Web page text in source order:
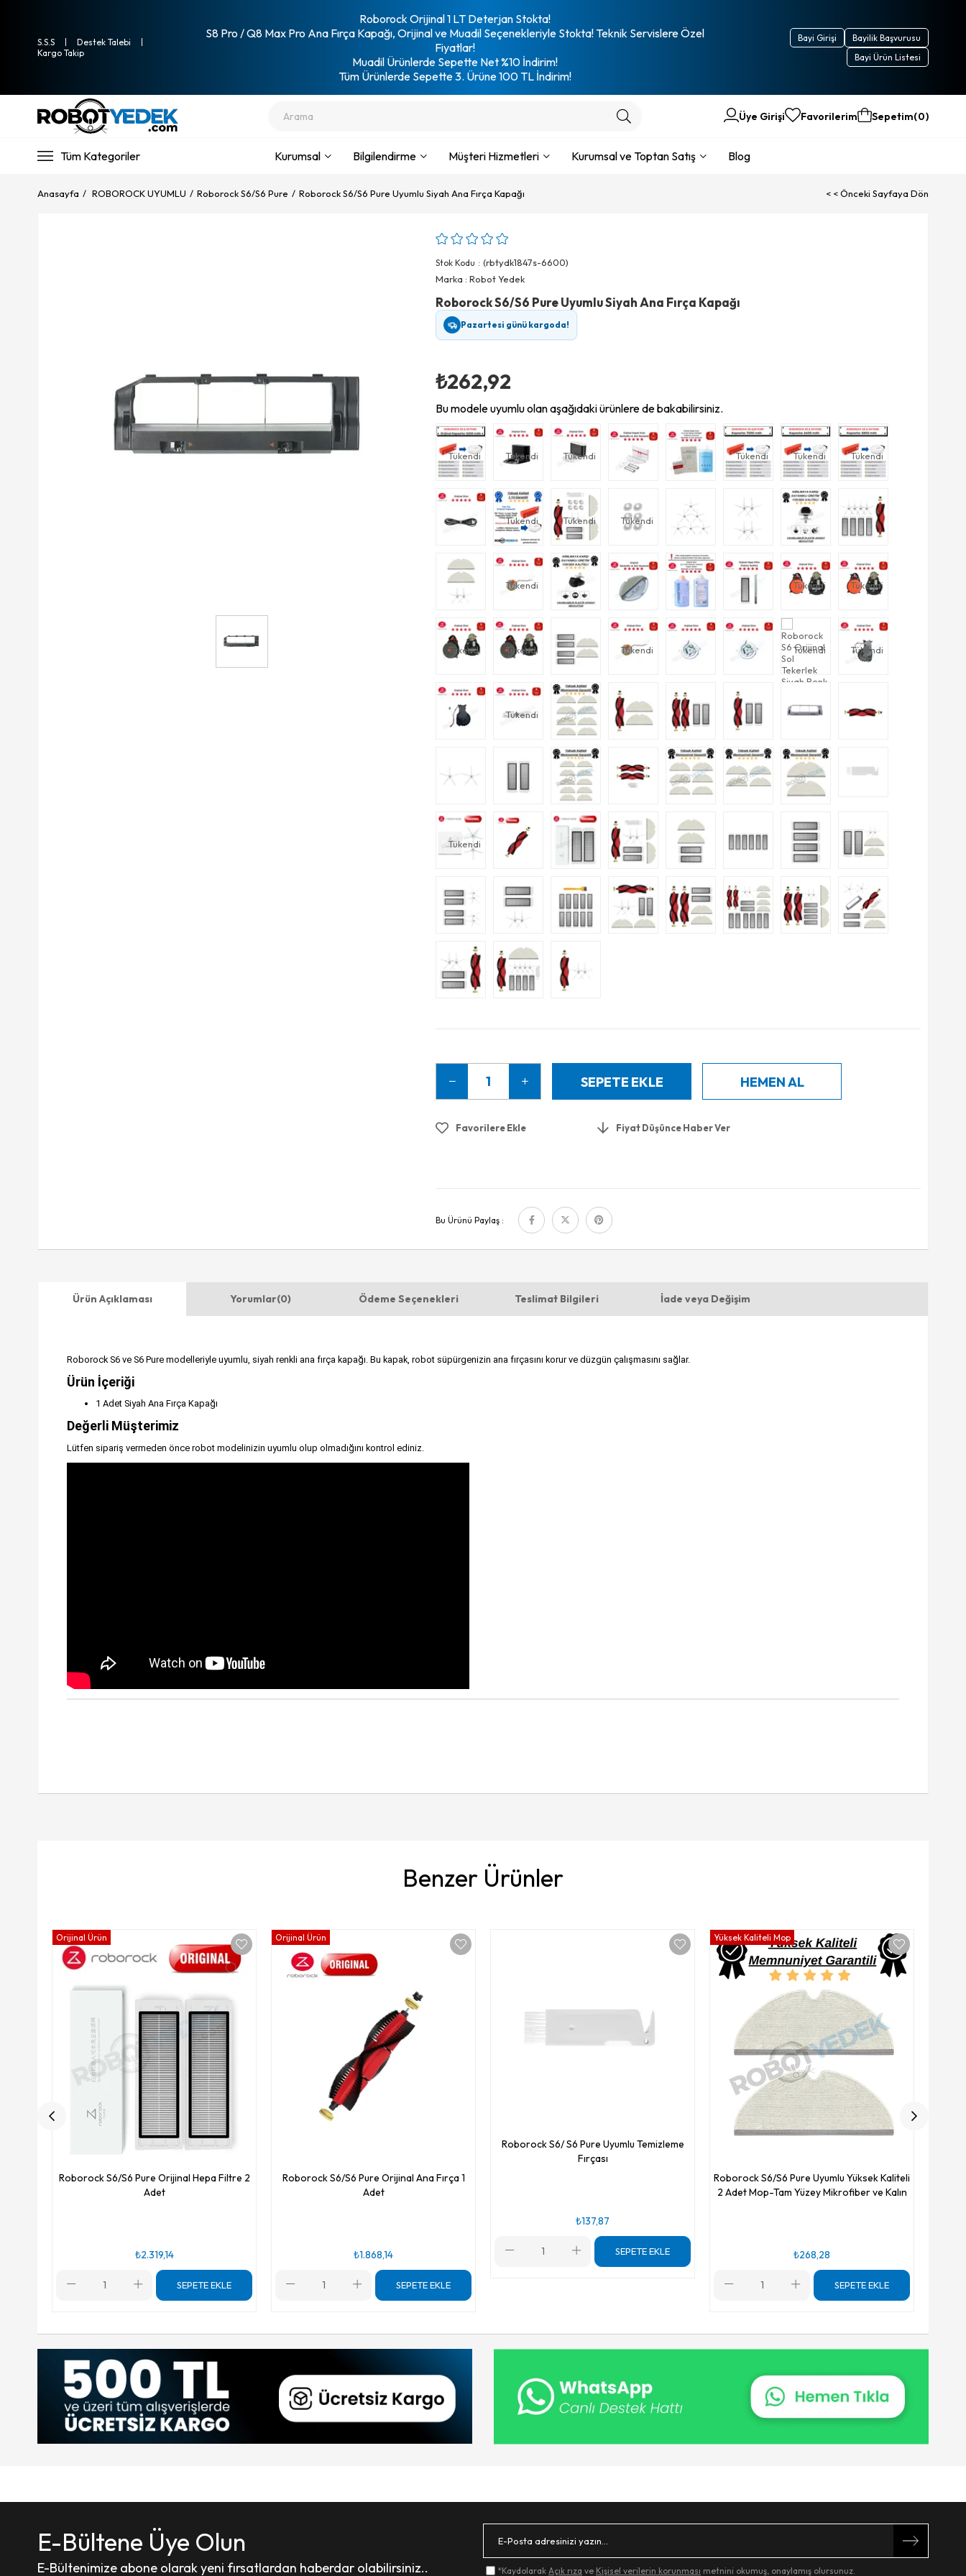
S.S.S
Destek Talebi
Kargo Takip
Roborock Orijinal 1 LT Deterjan Stokta!
S8 Pro / Q8 Max Pro Ana Fırça Kapağı, Orijinal ve Muadil Seçenekleriyle Stokta! Teknik Servislere Özel
Fiyatlar!
Muadil Ürünlerde Sepette Net %10 İndirim!
Tüm Ürünlerde Sepette 3. Ürüne 100 TL İndirim!
Bayilik Başvurusu
Bayi Girişi
Bayi Ürün Listesi
Üye Girişi Favorilerim Sepetim 0
Tüm Kategoriler Kurumsal Bilgilendirme Müşteri Hizmetleri Kurumsal ve Toptan Satış Blog
Anasayfa ROBOROCK UYUMLU Roborock S6/S6 Pure Roborock S6/S6 Pure Uyumlu Siyah Ana Fırça Kapağı < < Önceki Sayfaya Dön
Stok Kodu
(rbtydk1847s-6600)
Marka : Robot Yedek
Roborock S6/S6 Pure Uyumlu Siyah Ana Fırça Kapağı
Pazartesi günü kargoda!
₺262,92
Bu modele uyumlu olan aşağıdaki ürünlere de bakabilirsiniz.
Tükendi Tükendi Tükendi Tükendi Tükendi Tükendi
Tükendi Tükendi Tükendi
Tükendi Tükendi Tükendi
Tükendi Tükendi Tükendi Tükendi Tükendi
Tükendi
Tükendi
Favorilere Ekle Fiyat Düşünce Haber Ver
Bu Ürünü Paylaş :
Ürün Açıklaması Yorumlar(0) Ödeme Seçenekleri Teslimat Bilgileri İade veya Değişim
Roborock S6 ve S6 Pure modelleriyle uyumlu, siyah renkli ana fırça kapağı. Bu kapak, robot süpürgenizin ana fırçasını korur ve düzgün çalışmasını sağlar.
Ürün İçeriği
1 Adet Siyah Ana Fırça Kapağı
Değerli Müşterimiz
Lütfen sipariş vermeden önce robot modelinizin uyumlu olup olmadığını kontrol ediniz.
Benzer Ürünler
Roborock S6/S6 Pure Orijinal Hepa Filtre 2
Adet
₺2.319,14
SEPETE EKLE
Orijinal Ürün
Roborock S6/S6 Pure Orijinal Ana Fırça 1
Adet
₺1.868,14
SEPETE EKLE
Orijinal Ürün
Roborock S6/ S6 Pure Uyumlu Temizleme
Fırçası
₺137,87
SEPETE EKLE
Roborock S6/S6 Pure Uyumlu Yüksek Kaliteli
2 Adet Mop-Tam Yüzey Mikrofiber ve Kalın
₺268,28
SEPETE EKLE
Yüksek Kaliteli Mop
E-Bültene Üye Olun
E-Bültenimize abone olarak yeni fırsatlardan haberdar olabilirsiniz.. *Kaydolarak Açık rıza ve Kişisel verilerin korunması metnini okumuş, onaylamış olursunuz.